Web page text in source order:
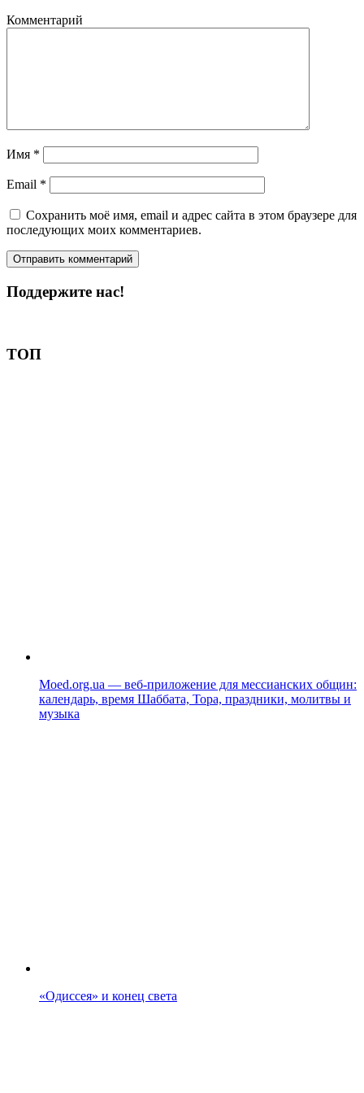
Комментарий
Имя *
Email *
Сохранить моё имя, email и адрес сайта в этом браузере для
последующих моих комментариев.
Поддержите нас!
ТОП
Moed.org.ua — веб-приложение для мессианских общин:
календарь, время Шаббата, Тора, праздники, молитвы и
музыка
«Одиссея» и конец света